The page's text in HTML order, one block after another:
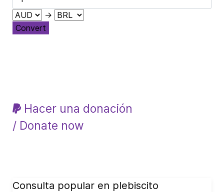
→
Convert
Hacer una donación
/ Donate now
Consulta popular en plebiscito